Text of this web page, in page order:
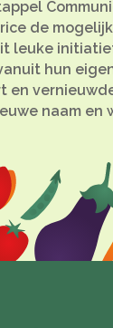
de
leuke
hun
en
naam en